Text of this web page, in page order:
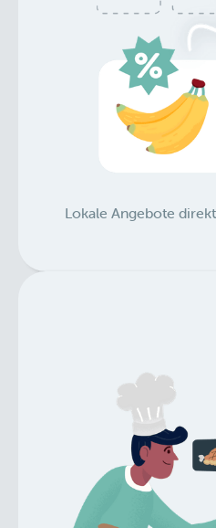
Lokale Angebote